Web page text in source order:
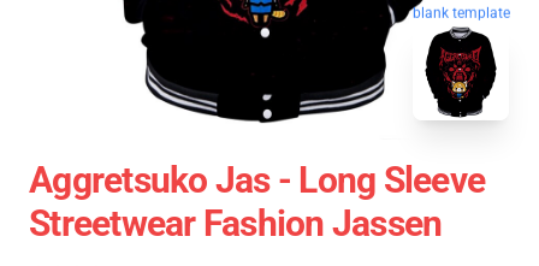
blank template
Aggretsuko Jas - Long Sleeve
Streetwear Fashion Jassen